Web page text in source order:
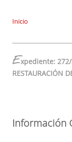
Inicio
Expediente: 272/
RESTAURACIÓN
Información